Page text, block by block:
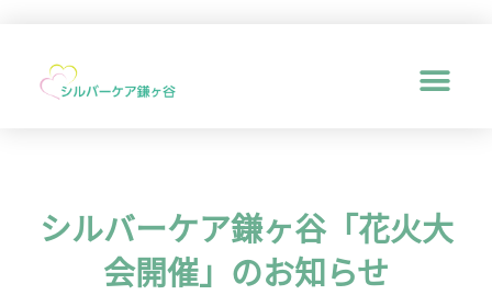
メ
ー
シルバーケア鎌ヶ谷「花火大
会開催」のお知らせ